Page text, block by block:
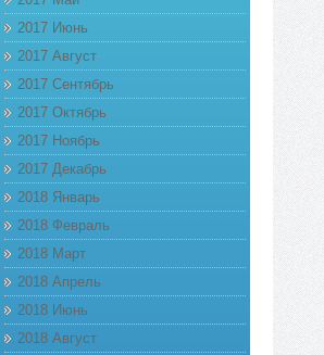
2017 Июнь
2017 Август
2017 Сентябрь
2017 Октябрь
2017 Ноябрь
2017 Декабрь
2018 Январь
2018 Февраль
2018 Март
2018 Апрель
2018 Июнь
2018 Август